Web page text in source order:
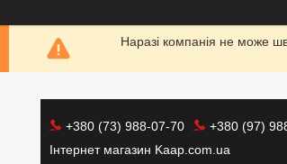
Наразі компанія не може
+380 (73) 988-07-70
+380 (97)
Інтернет магазин Kaap.com.ua